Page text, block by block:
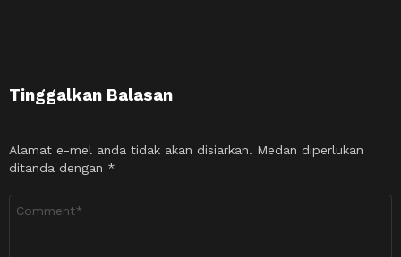
Tinggalkan Balasan
Alamat e-mel anda tidak akan disiarkan. Medan diperlukan
ditanda dengan *